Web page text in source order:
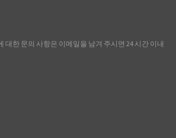
대한 문의 사항은 이메일을 남겨 주시면 24 시간 이내